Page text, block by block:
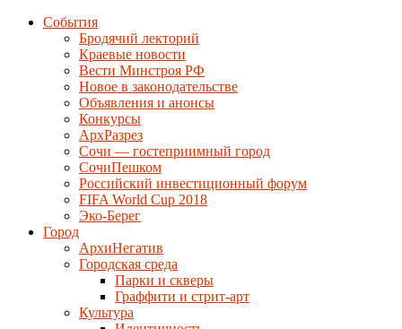
События
Бродячий лекторий
Краевые новости
Вести Минстроя РФ
Новое в законодательстве
Объявления и анонсы
Конкурсы
АрхРазрез
Сочи — гостеприимный город
СочиПешком
Российский инвестиционный форум
FIFA World Cup 2018
Эко-Берег
Город
АрхиНегатив
Городская среда
Парки и скверы
Граффити и стрит-арт
Культура